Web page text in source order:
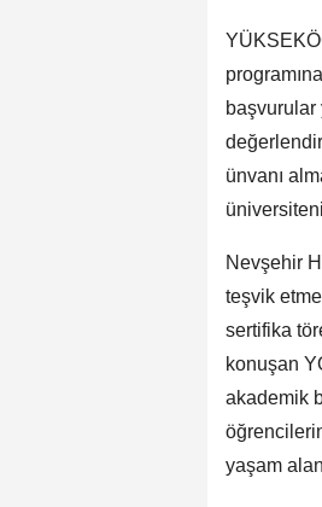
başvurular
ünvanı
Nevşehir
teşvik
sertifika
konuşan
akademik
yaşam